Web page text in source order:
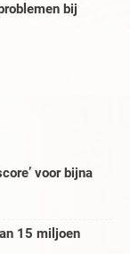
bij
voor bijna
15 miljoen